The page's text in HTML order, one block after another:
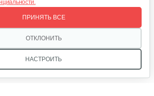
Кусторез аккумуляторный AL-KO HT…
НАСТРОИТЬ
ОТКЛОНИТЬ
ПРИНЯТЬ ВСЕ